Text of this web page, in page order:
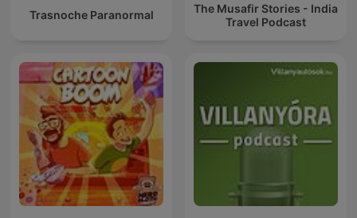
Trasnoche Paranormal
The Musafir Stories - India
Travel Podcast